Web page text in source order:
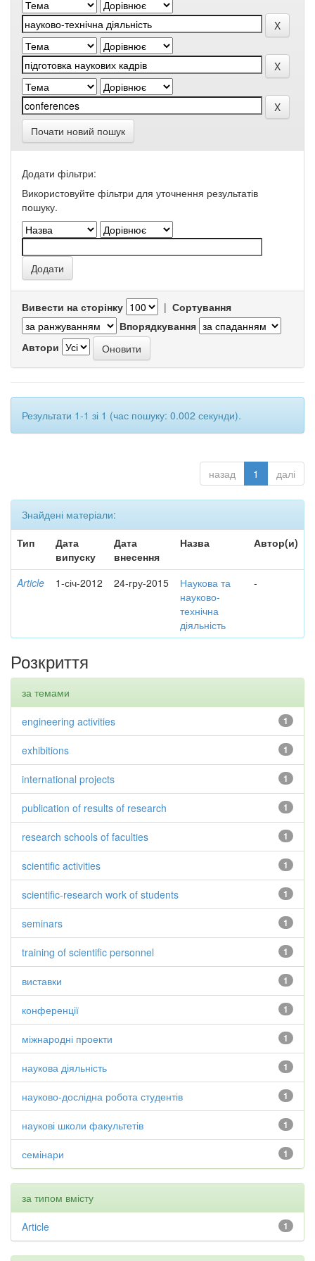
Почати новий пошук
Додати фільтри:
Використовуйте фільтри для уточнення результатів
пошуку.
Вивести на сторінку | Сортування
Впорядкування
Автори
Результати 1-1 зі 1 (час пошуку: 0.002 секунди).
назад 1 далі
Знайдені матеріали:
Тип
Дата
випуску
Дата
внесення
Назва Автор(и)
Article 1-січ-2012 24-гру-2015
Наукова та
науково-
технічна
діяльність
-
Розкриття
за темами
1
engineering activities
1
exhibitions
1
international projects
1
publication of results of research
1
research schools of faculties
1
scientific activities
1
scientific-research work of students
1
seminars
1
training of scientific personnel
1
виставки
1
конференції
1
міжнародні проекти
1
наукова діяльність
1
науково-дослідна робота студентів
1
наукові школи факультетів
1
семінари
за типом вмісту
1
Article